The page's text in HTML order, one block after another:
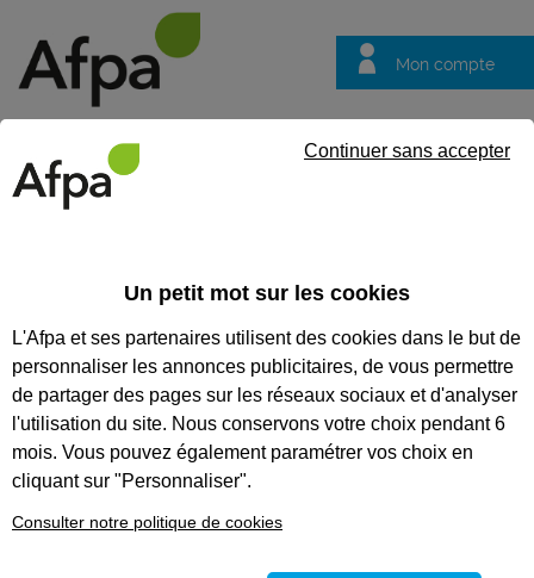
Mon compte
questions
Gouvernant,
gouvernante en
hôtellerie
Un petit mot sur les cookies
L'Afpa et ses partenaires utilisent des cookies dans le but de
personnaliser les annonces publicitaires, de vous permettre
de partager des pages sur les réseaux sociaux et d'analyser
l'utilisation du site. Nous conservons votre choix pendant 6
mois. Vous pouvez également paramétrer vos choix en
cliquant sur "Personnaliser".
Consulter notre politique de cookies
Continuer sans accepter